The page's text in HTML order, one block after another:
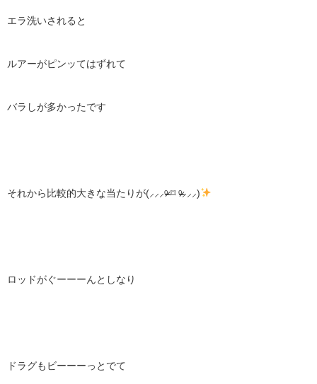
エラ洗いされると
ルアーがピンッてはずれて
バラしが多かったです
それから比較的大きな当たりが(⸝⸝⸝ᵒ̴̶̷ ⌑ ᵒ̴̶̷⸝⸝⸝)
ロッドがぐーーーんとしなり
ドラグもビーーーっとでて